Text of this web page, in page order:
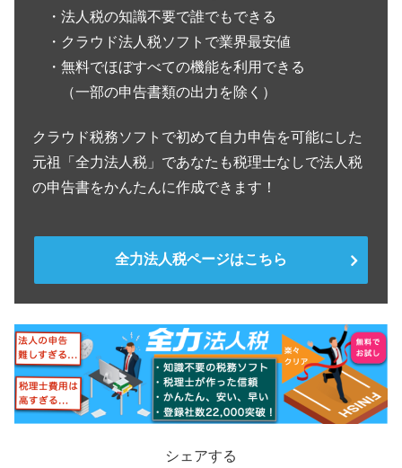
・法人税の知識不要で誰でもできる
・クラウド法人税ソフトで業界最安値
・無料でほぼすべての機能を利用できる
（一部の申告書類の出力を除く）
クラウド税務ソフトで初めて自力申告を可能にした
元祖「全力法人税」であなたも税理士なしで法人税
の申告書をかんたんに作成できます！
全力法人税ページはこちら
シェアする